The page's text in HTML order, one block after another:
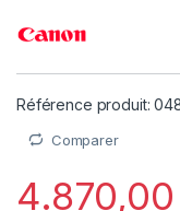
Référence produit:
Comparer
4.870,00